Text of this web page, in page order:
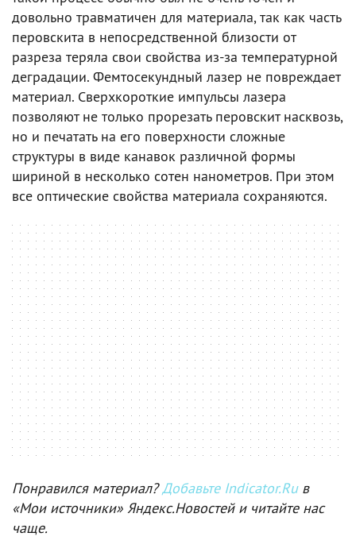
довольно травматичен для материала, так как часть
перовскита в непосредственной близости от
разреза теряла свои свойства из-за температурной
деградации. Фемтосекундный лазер не повреждает
материал. Сверхкороткие импульсы лазера
позволяют не только прорезать перовскит насквозь,
но и печатать на его поверхности сложные
структуры в виде канавок различной формы
шириной в несколько сотен нанометров. При этом
все оптические свойства материала сохраняются.
Понравился материал?Добавьте Indicator.Ruв
«Мои источники» Яндекс.Новостей и читайте нас
чаще.